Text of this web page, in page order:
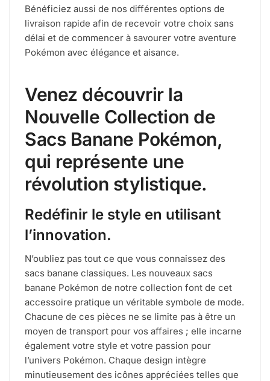
Bénéficiez aussi de nos différentes options de
livraison rapide afin de recevoir votre choix sans
délai et de commencer à savourer votre aventure
Pokémon avec élégance et aisance.
Venez découvrir la
Nouvelle Collection de
Sacs Banane Pokémon,
qui représente une
révolution stylistique.
Redéfinir le style en utilisant
l’innovation.
N’oubliez pas tout ce que vous connaissez des
sacs banane classiques. Les nouveaux sacs
banane Pokémon de notre collection font de cet
accessoire pratique un véritable symbole de mode.
Chacune de ces pièces ne se limite pas à être un
moyen de transport pour vos affaires ; elle incarne
également votre style et votre passion pour
l’univers Pokémon. Chaque design intègre
minutieusement des icônes appréciées telles que